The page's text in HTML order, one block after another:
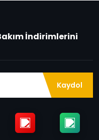
İndirimlerini
Kaydol